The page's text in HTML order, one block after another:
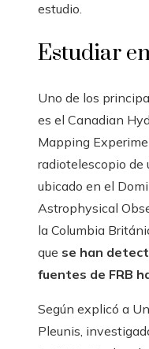
estudio.
Estudiar
Uno de los
es el Canadian
Mapping
radiotelescopio de
ubicado en el
Astrophysical
la Columbia
que se han
fuentes de FRB
Según explicó a
Pleunis,